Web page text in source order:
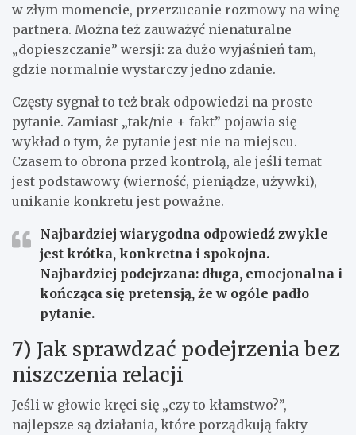
w złym momencie, przerzucanie rozmowy na winę
partnera. Można też zauważyć nienaturalne
„dopieszczanie” wersji: za dużo wyjaśnień tam,
gdzie normalnie wystarczy jedno zdanie.
Częsty sygnał to też brak odpowiedzi na proste
pytanie. Zamiast „tak/nie + fakt” pojawia się
wykład o tym, że pytanie jest nie na miejscu.
Czasem to obrona przed kontrolą, ale jeśli temat
jest podstawowy (wierność, pieniądze, używki),
unikanie konkretu jest poważne.
Najbardziej wiarygodna odpowiedź zwykle
jest krótka, konkretna i spokojna.
Najbardziej podejrzana: długa, emocjonalna i
kończąca się pretensją, że w ogóle padło
pytanie.
7) Jak sprawdzać podejrzenia bez
niszczenia relacji
Jeśli w głowie kręci się „czy to kłamstwo?”,
najlepsze są działania, które porządkują fakty